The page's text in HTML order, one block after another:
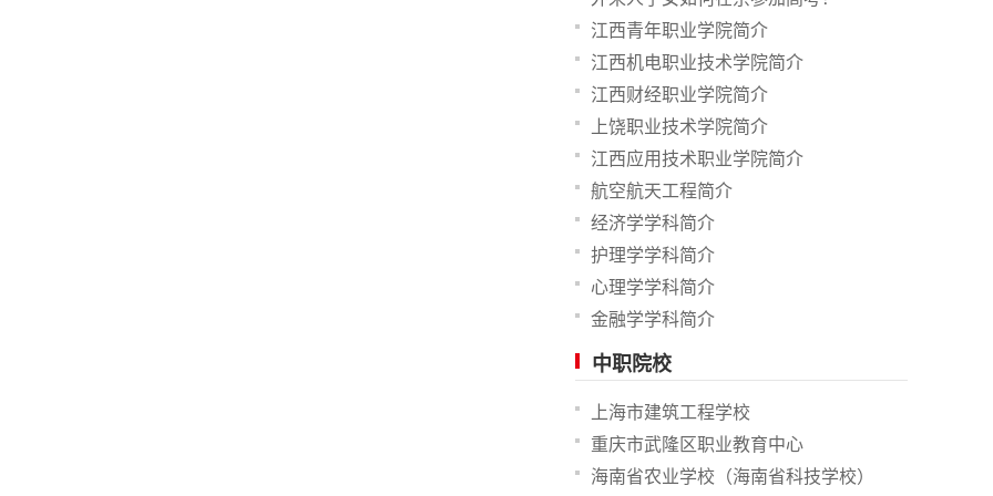
江西青年职业学院简介
江西机电职业技术学院简介
江西财经职业学院简介
上饶职业技术学院简介
江西应用技术职业学院简介
航空航天工程简介
经济学学科简介
护理学学科简介
心理学学科简介
金融学学科简介
中职院校
上海市建筑工程学校
重庆市武隆区职业教育中心
海南省农业学校（海南省科技学校）